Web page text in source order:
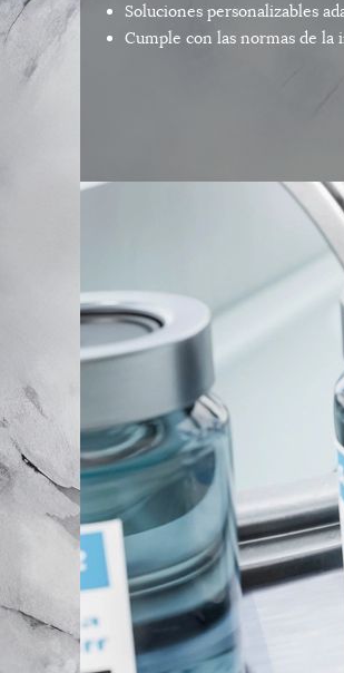
Soluciones personalizables
Cumple con las normas de la